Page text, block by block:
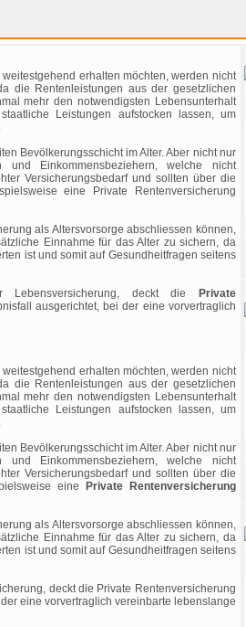
erhalten möchten, werden nicht
die Rentenleistungen aus der gesetzlichen
mehr den notwendigsten Lebensunterhalt
Leistungen aufstocken lassen, um
Bevölkerungsschicht im Alter. Aber nicht nur
und Einkommensbeziehern, welche nicht
Versicherungsbedarf und sollten über die
eine Private Rentenversicherung
als Altersvorsorge abschliessen können,
Einnahme für das Alter zu sichern, da
ist und somit auf Gesundheitfragen seitens
Lebensversicherung, deckt die
Private
ausgerichtet, bei der eine vorvertraglich
erhalten möchten, werden nicht
die Rentenleistungen aus der gesetzlichen
mehr den notwendigsten Lebensunterhalt
Leistungen aufstocken lassen, um
Bevölkerungsschicht im Alter. Aber nicht nur
und Einkommensbeziehern, welche nicht
Versicherungsbedarf und sollten über die
eine
Private Rentenversicherung
als Altersvorsorge abschliessen können,
Einnahme für das Alter zu sichern, da
ist und somit auf Gesundheitfragen seitens
deckt die Private Rentenversicherung
eine vorvertraglich vereinbarte lebenslange